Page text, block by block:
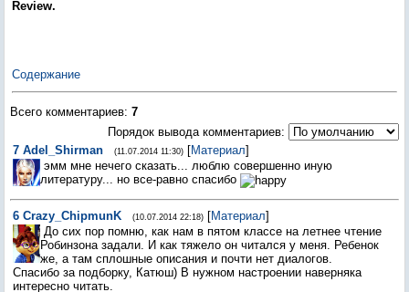
Review.
Содержание
Всего комментариев: 7
Порядок вывода комментариев:
7 Adel_Shirman (11.07.2014 11:30) [Материал]
эмм мне нечего сказать... люблю совершенно иную
литературу... но все-равно спасибо
6 Crazy_ChipmunK (10.07.2014 22:18) [Материал]
До сих пор помню, как нам в пятом классе на летнее чтение
Робинзона задали. И как тяжело он читался у меня. Ребенок
же, а там сплошные описания и почти нет диалогов.
Спасибо за подборку, Катюш) В нужном настроении наверняка
интересно читать.